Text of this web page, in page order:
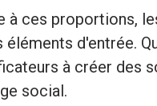
à ces proportions,
éléments d'entrée.
à créer des
social.